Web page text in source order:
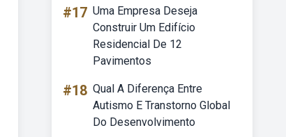
#17 Uma Empresa Deseja
Construir Um Edifício
Residencial De 12
Pavimentos
#18 Qual A Diferença Entre
Autismo E Transtorno Global
Do Desenvolvimento